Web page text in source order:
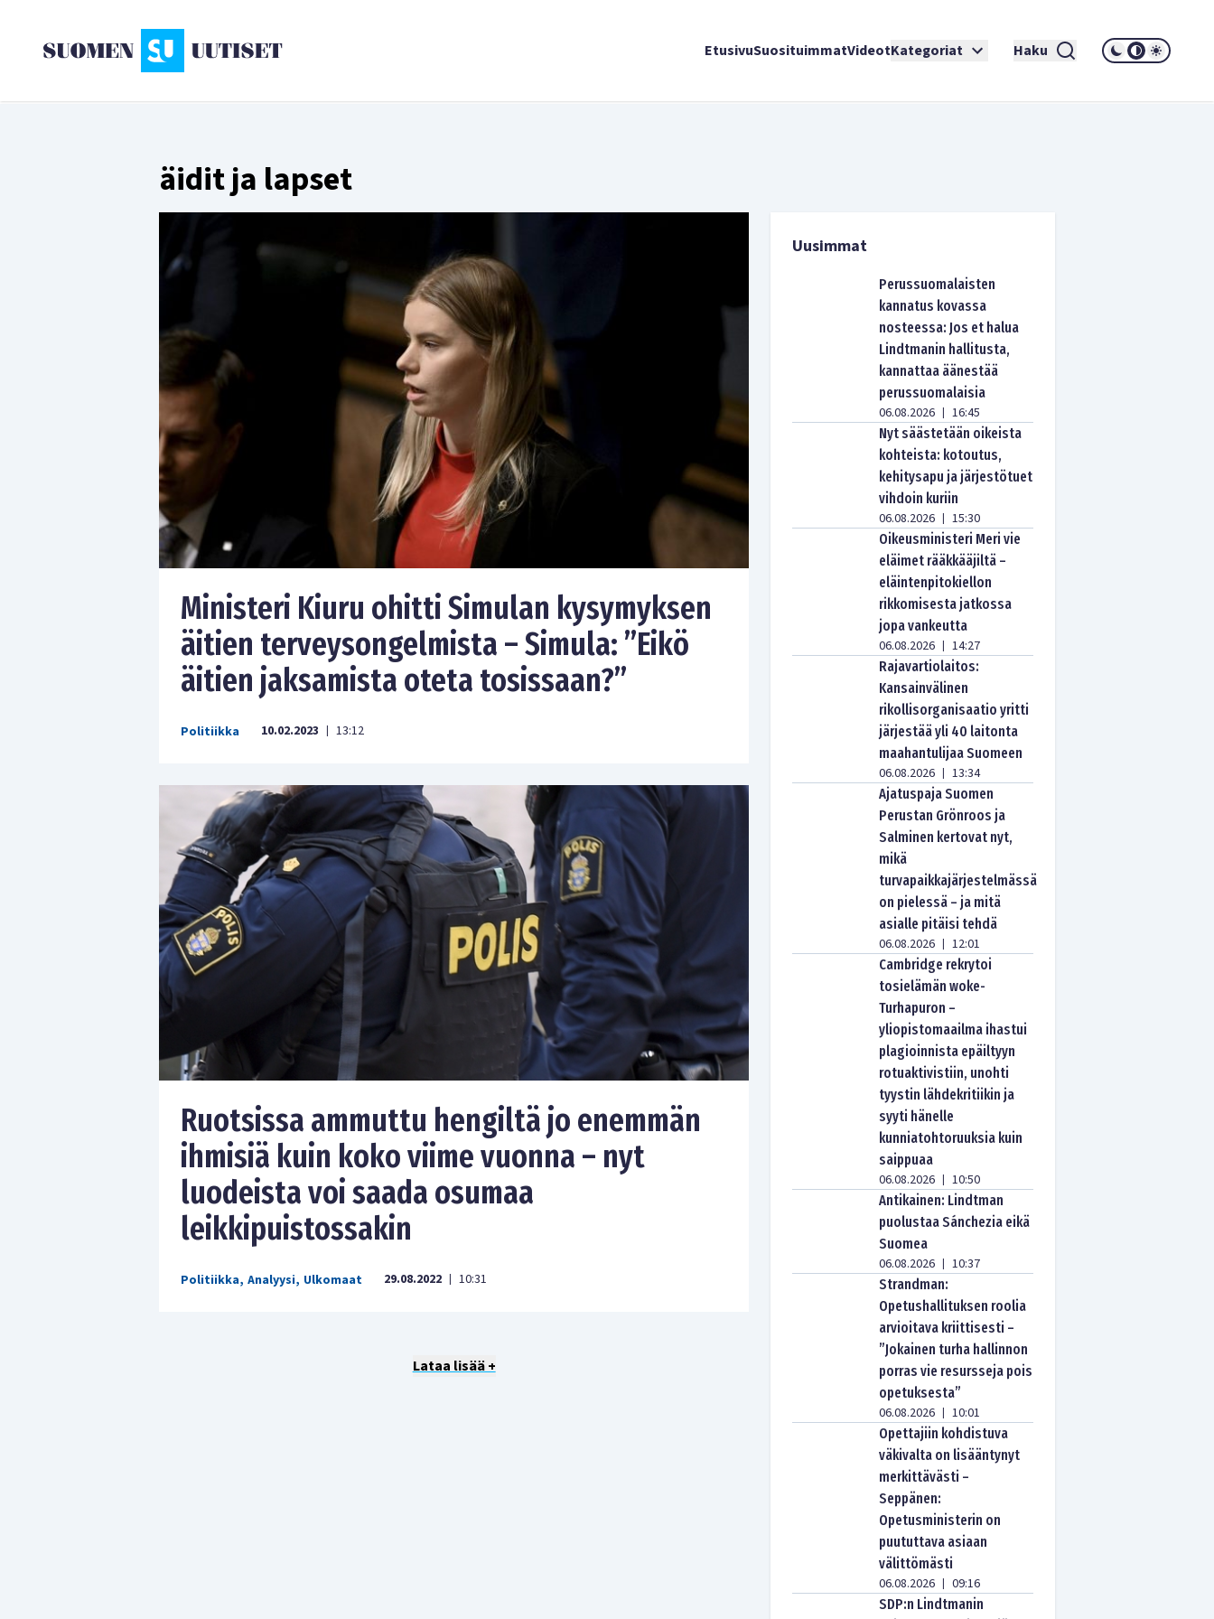
EtusivuSuosituimmatVideotKategoriat Haku
äidit ja lapset
Ministeri Kiuru ohitti Simulan kysymyksen
äitien terveysongelmista – Simula: ”Eikö
äitien jaksamista oteta tosissaan?”
Politiikka 10.02.2023 | 13:12
Ruotsissa ammuttu hengiltä jo enemmän
ihmisiä kuin koko viime vuonna – nyt
luodeista voi saada osumaa
leikkipuistossakin
Politiikka, Analyysi, Ulkomaat 29.08.2022 | 10:31
Lataa lisää +
Uusimmat
Perussuomalaisten
kannatus kovassa
nosteessa: Jos et halua
Lindtmanin hallitusta,
kannattaa äänestää
perussuomalaisia
06.08.2026 | 16:45
Nyt säästetään oikeista
kohteista: kotoutus,
kehitysapu ja järjestötuet
vihdoin kuriin
06.08.2026 | 15:30
Oikeusministeri Meri vie
eläimet rääkkääjiltä –
eläintenpitokiellon
rikkomisesta jatkossa
jopa vankeutta
06.08.2026 | 14:27
Rajavartiolaitos:
Kansainvälinen
rikollisorganisaatio yritti
järjestää yli 40 laitonta
maahantulijaa Suomeen
06.08.2026 | 13:34
Ajatuspaja Suomen
Perustan Grönroos ja
Salminen kertovat nyt,
mikä
turvapaikkajärjestelmässä
on pielessä – ja mitä
asialle pitäisi tehdä
06.08.2026 | 12:01
Cambridge rekrytoi
tosielämän woke-
Turhapuron –
yliopistomaailma ihastui
plagioinnista epäiltyyn
rotuaktivistiin, unohti
tyystin lähdekritiikin ja
syyti hänelle
kunniatohtoruuksia kuin
saippuaa
06.08.2026 | 10:50
Antikainen: Lindtman
puolustaa Sánchezia eikä
Suomea
06.08.2026 | 10:37
Strandman:
Opetushallituksen roolia
arvioitava kriittisesti –
”Jokainen turha hallinnon
porras vie resursseja pois
opetuksesta”
06.08.2026 | 10:01
Opettajiin kohdistuva
väkivalta on lisääntynyt
merkittävästi –
Seppänen:
Opetusministerin on
puututtava asiaan
välittömästi
06.08.2026 | 09:16
SDP:n Lindtmanin